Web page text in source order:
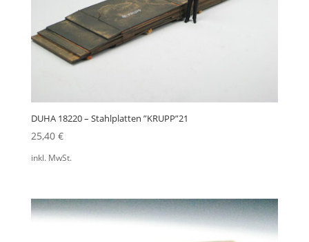
DUHA 18220 – Stahlplatten ”KRUPP”21
25,40 €
inkl. MwSt.